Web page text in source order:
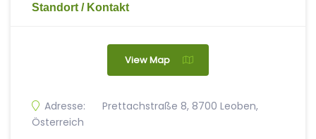
Standort / Kontakt
View Map
Adresse:
Prettachstraße 8, 8700 Leoben,
Österreich